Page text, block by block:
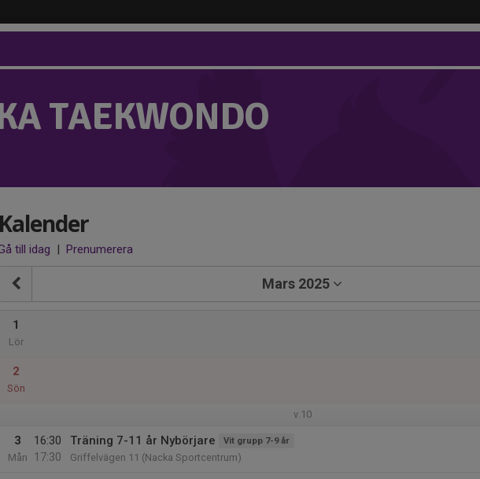
TAEKWONDO
Kalender
till idag | Prenumerera
Mars 2025
1
Lör
2
Sön
v.10
3
Mån
16:30
17:30
Träning 7-11 år Nybörjare Vit grupp 7-9 år
Griffelvägen 11 (Nacka Sportcentrum)